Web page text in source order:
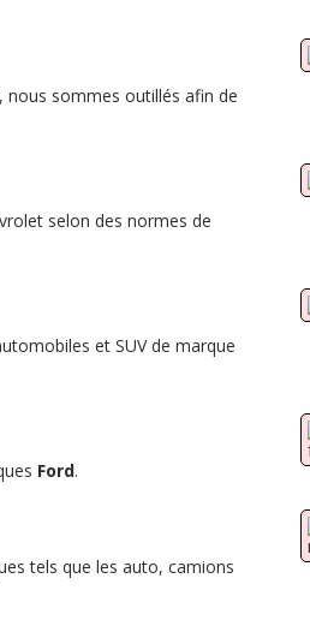
nous sommes outillés afin de
selon des normes de
et SUV de marque
Ford.
tels que les auto, camions